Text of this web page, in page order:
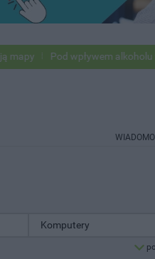
Pod wpływem alkoholu